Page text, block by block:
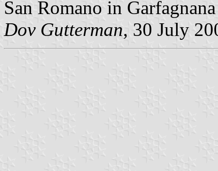
San Romano in
Dov Gutterman, 30 July